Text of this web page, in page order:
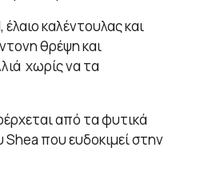
έλαιο καλέντουλας και
θρέψη και
χωρίς να τα
από τα φυτικά
που ευδοκιμεί στην